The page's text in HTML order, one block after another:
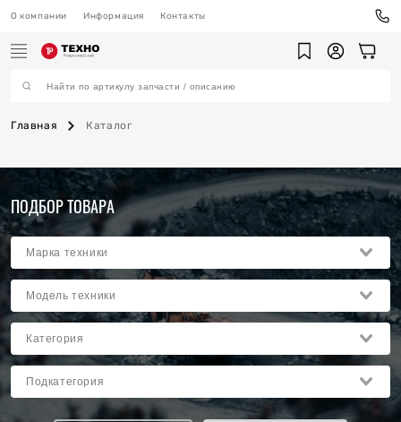
О компании Информация Контакты
Главная Каталог
ПОДБОР ТОВАРА